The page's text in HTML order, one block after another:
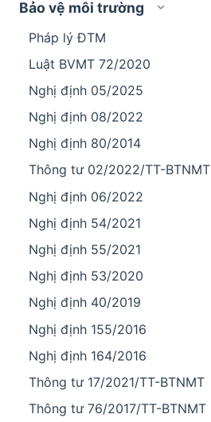
Bảo vệ môi trường
Pháp lý ĐTM
Luật BVMT 72/2020
Nghị định 05/2025
Nghị định 08/2022
Nghị định 80/2014
Thông tư 02/2022/TT-BTNMT
Nghị định 06/2022
Nghị định 54/2021
Nghị định 55/2021
Nghị định 53/2020
Nghị định 40/2019
Nghị định 155/2016
Nghị định 164/2016
Thông tư 17/2021/TT-BTNMT
Thông tư 76/2017/TT-BTNMT